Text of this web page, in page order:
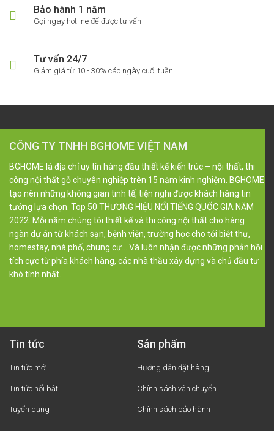
Bảo hành 1 năm
Gọi ngay hotline để được tư vấn
Tư vấn 24/7
Giảm giá từ 10 - 30% các ngày cuối tuần
CÔNG TY TNHH BGHOME VIỆT NAM
BGHOME là địa chỉ uy tín hàng đầu thiết kế kiến trúc – nội thất, thi
công nội thất gỗ chuyên nghiệp trên 15 năm kinh nghiệm. BGHOME
tạo nên những không gian tinh tế, tiện nghi được khách hàng tin
tưởng lựa chọn. Top 50 THƯƠNG HIỆU NỔI TIẾNG QUỐC GIA NĂM
2022. Mỗi năm chúng tôi thiết kế và thi công nội thất cho hàng
ngàn dự án từ khách sạn, bệnh viện, trường học cho tới biệt thự,
homestay, nhà phố, chung cư… Và luôn nhận được những phản hồi
tích cực từ phía khách hàng, các nhà thầu xây dựng và chủ đầu tư
khó tính nhất.
Tin tức
Tin tức mới
Tin tức nổi bật
Tuyển dụng
Sản phẩm
Hướng dẫn đặt hàng
Chính sách vận chuyển
Chính sách bảo hành